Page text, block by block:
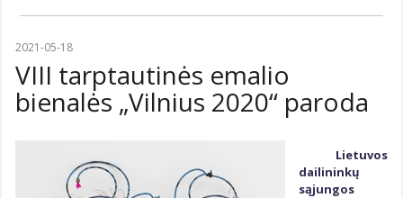
Mano duomenys
Parodos
Virtualios parodos
DAILĖRAŠTIS
Dailėraštis
NAUJIENOS
LDS VIDEOKANALAS
2021-05-18
VIII tarptautinės emalio
bienalės „Vilnius 2020“ paroda
Lietuvos
dailininkų
sąjungos